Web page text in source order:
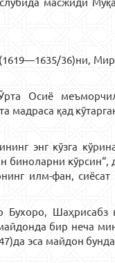
36)ни,
Осиё
қад
энг кўзга
биноларни кўрсин“,
илм-фан,
Шаҳрисабз
бир неча
эса майдон